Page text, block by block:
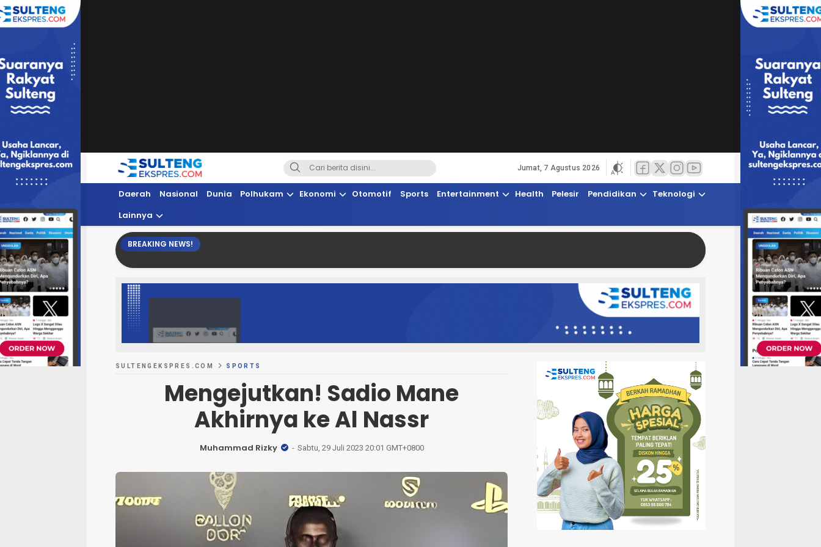
Sultengekspres.com
Berita Seputar Sulteng Hari Ini, Update Terkini, Suaranya Rakyat Sulteng
Jumat, 7 Agustus 2026
Daerah Nasional Dunia Polhukam Ekonomi Otomotif Sports Entertainment Health Pelesir Pendidikan
Teknologi
Lainnya
BREAKING NEWS!
SULTENGEKSPRES.COM SPORTS
Mengejutkan! Sadio Mane
Akhirnya ke Al Nassr
Muhammad Rizky Sabtu, 29 Juli 2023 20:01 GMT+0800